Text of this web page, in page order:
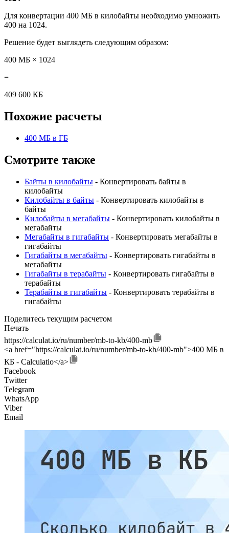
Для конвертации 400 МБ в килобайты необходимо умножить
400 на 1024.
Решение будет выглядеть следующим образом:
400 МБ × 1024
=
409 600 КБ
Похожие расчеты
400 МБ в ГБ
Смотрите также
Байты в килобайты - Конвертировать байты в
килобайты
Килобайты в байты - Конвертировать килобайты в
байты
Килобайты в мегабайты - Конвертировать килобайты в
мегабайты
Мегабайты в гигабайты - Конвертировать мегабайты в
гигабайты
Гигабайты в мегабайты - Конвертировать гигабайты в
мегабайты
Гигабайты в терабайты - Конвертировать гигабайты в
терабайты
Терабайты в гигабайты - Конвертировать терабайты в
гигабайты
Поделитесь текущим расчетом
Печать
https://calculat.io/ru/number/mb-to-kb/400-mb
<a href="https://calculat.io/ru/number/mb-to-kb/400-mb">400 МБ в
КБ - Calculatio</a>
Facebook
Twitter
Telegram
WhatsApp
Viber
Email